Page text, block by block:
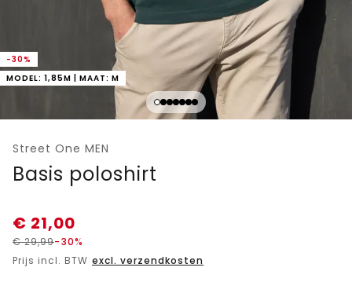
-30%
MODEL: 1,85M | MAAT: M
Street One MEN
Basis poloshirt
€ 21,00
€29,99-30%
Prijs incl. BTW excl. verzendkosten